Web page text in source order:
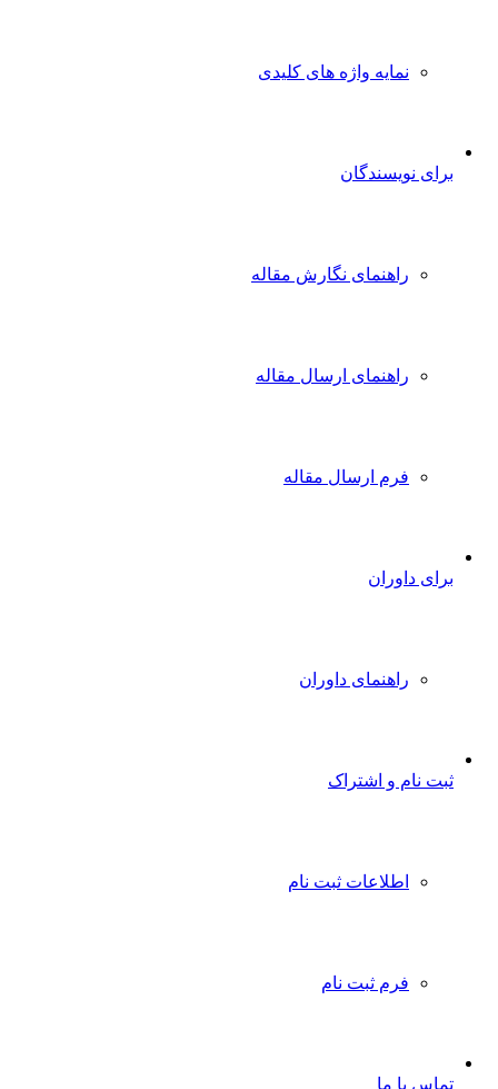
نمایه واژه های کلیدی
برای نویسندگان
راهنمای نگارش مقاله
راهنمای ارسال مقاله
فرم ارسال مقاله
برای داوران
راهنمای داوران
ثبت نام و اشتراک
اطلاعات ثبت نام
فرم ثبت نام
تماس با ما